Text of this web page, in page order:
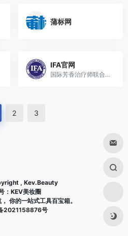
蒲标网
IFA官网
国际芳香治疗师联合会（IFA）是一个颁发资格的机构，也是1985年成立的全球芳香治疗师专业机构。我们是一家为公众利益而设立的慈善机构，其宗旨是通过教育、教学和培训来提高芳香疗法的知识、实践和专业知识，从而维护健康和福祉。我们提供了一份全球合格且受监管的香薰师名册，这些香薰师从事以证据为基础的实践，以确保公众的安全，该名册由专业标准管理局（PSA）批准，PSA是一个向议会负责的英国机构。我们提供一系列专业课程，通过我们的认证中心获得国际认可的芳香疗法资格。IFA在英国医学界成功开创了芳香疗法的先河，是全球芳香疗法的自愿监管机构
2 3
, Kev.Beauty
：KEV美妆圈
你的一站式工具百宝箱。
2021158876号